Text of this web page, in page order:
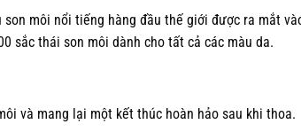
môi nổi tiếng hàng đầu thế giới được ra mắt
sắc thái son môi dành cho tất cả các màu da.
và mang lại một kết thúc hoàn hảo sau khi thoa.